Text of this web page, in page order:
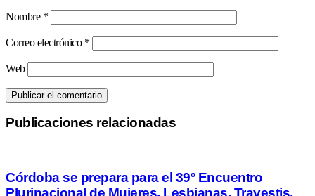
Nombre *
Correo electrónico *
Web
Publicaciones relacionadas
Córdoba se prepara para el 39º Encuentro
Plurinacional de Mujeres, Lesbianas, Travestis,